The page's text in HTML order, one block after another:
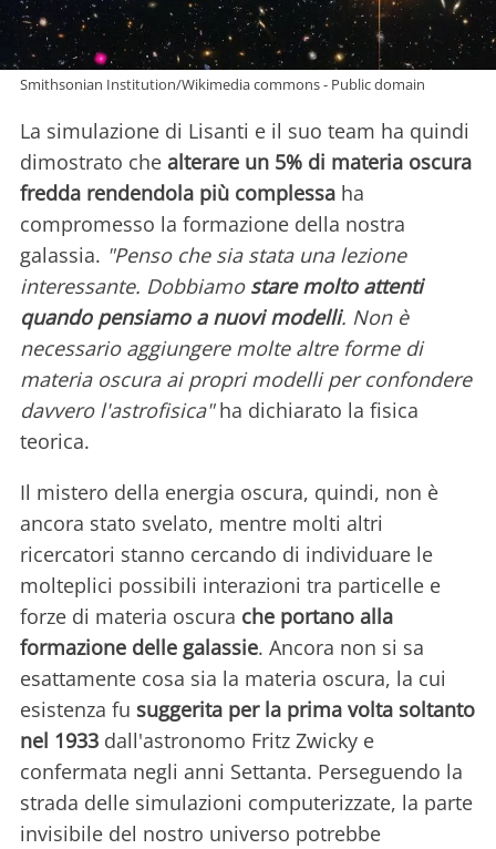
Smithsonian Institution/Wikimedia commons - Public domain
La simulazione di Lisanti e il suo team ha quindi
dimostrato che alterare un 5% di materia oscura
fredda rendendola più complessa ha
compromesso la formazione della nostra
galassia. "Penso che sia stata una lezione
interessante. Dobbiamo stare molto attenti
quando pensiamo a nuovi modelli. Non è
necessario aggiungere molte altre forme di
materia oscura ai propri modelli per confondere
davvero l'astrofisica"ha dichiarato la fisica
teorica.
Il mistero della energia oscura, quindi, non è
ancora stato svelato, mentre molti altri
ricercatori stanno cercando di individuare le
molteplici possibili interazioni tra particelle e
forze di materia oscura che portano alla
formazione delle galassie. Ancora non si sa
esattamente cosa sia la materia oscura, la cui
esistenza fu suggerita per la prima volta soltanto
nel 1933 dall'astronomo Fritz Zwicky e
confermata negli anni Settanta. Perseguendo la
strada delle simulazioni computerizzate, la parte
invisibile del nostro universo potrebbe